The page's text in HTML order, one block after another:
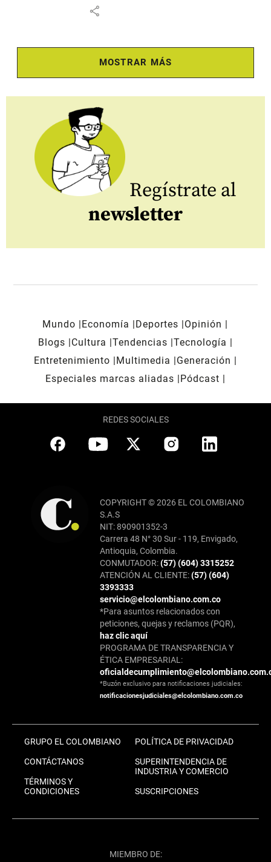
share
MOSTRAR MÁS
Regístrate al
newsletter
Mundo Economía Deportes
Opinión
Blogs
Cultura Tendencias Tecnología
Entretenimiento
Multimedia
Generación
Especiales marcas aliadas
Pódcast
REDES SOCIALES
COPYRIGHT © 2026 EL COLOMBIANO
S.A.S
NIT: 890901352-3
Carrera 48 N° 30 Sur - 119, Envigado,
Antioquia, Colombia.
CONMUTADOR:(57) (604) 3315252
ATENCIÓN AL CLIENTE:(57) (604)
3393333
servicio@elcolombiano.com.co
*Para asuntos relacionados con
peticiones, quejas y reclamos (PQR),
haz clic aquí
PROGRAMA DE TRANSPARENCIA Y
ÉTICA EMPRESARIAL:
*Buzón exclusivo para notificaciones judiciales:
notificacionesjudiciales@elcolombiano.com.co
GRUPO EL COLOMBIANO
CONTÁCTANOS
TÉRMINOS Y
CONDICIONES
POLÍTICA DE PRIVACIDAD
SUPERINTENDENCIA DE
INDUSTRIA Y COMERCIO
SUSCRIPCIONES
MIEMBRO DE: